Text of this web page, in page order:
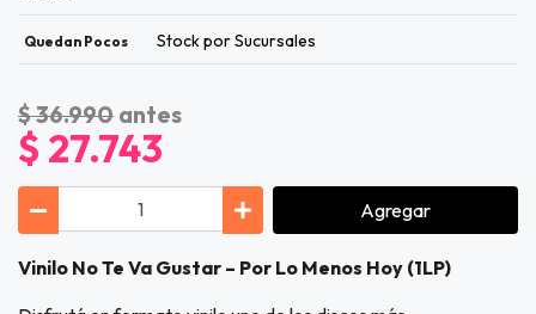
Quedan Pocos Stock por Sucursales
$ 36.990 antes
$ 27.743
Agregar
Vinilo No Te Va Gustar – Por Lo Menos Hoy (1LP)